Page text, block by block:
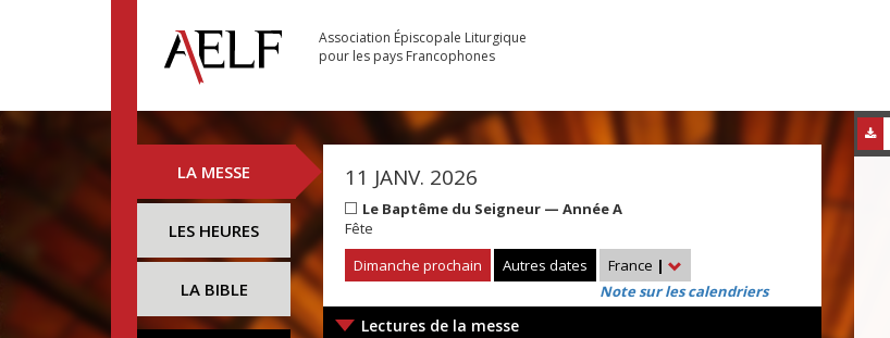
Association Épiscopale Liturgique
pour les pays Francophones
LA MESSE
LES HEURES
LA BIBLE
11 JANV. 2026
Le Baptême du Seigneur — Année A
Fête
Dimanche prochain
Autres dates France |
Note sur les calendriers
Lectures de la messe